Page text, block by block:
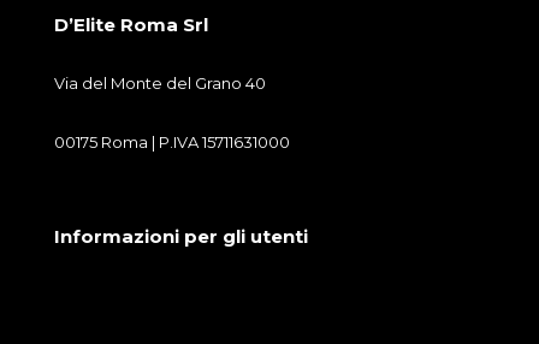
D’Elite Roma Srl
Via del Monte del Grano 40
00175 Roma | P.IVA 15711631000
Informazioni per gli utenti